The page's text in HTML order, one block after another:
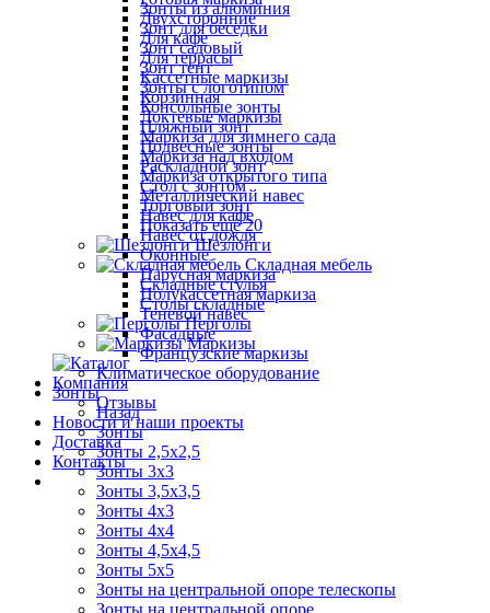
Зонты из алюминия
Зонт для беседки
Зонт садовый
Зонт тент
Зонты с логотипом
Консольные зонты
Пляжный зонт
Подвесные зонты
Раскладной зонт
Стол с зонтом
Торговый зонт
Показать ещё 20
Шезлонги
Складная мебель
Складные стулья
Столы складные
Перголы
Маркизы
Компания
Отзывы
Новости и наши проекты
Доставка
Контакты
Двухсторонние
Для кафе
Для террасы
Кассетные маркизы
Корзинная
Локтевые маркизы
Маркиза для зимнего сада
Маркиза над входом
Маркиза открытого типа
Металлический навес
Навес для кафе
Навес от дождя
Оконные
Парусная маркиза
Полукассетная маркиза
Теневой навес
Фасадные
Французские маркизы
Климатическое оборудование
Зонты
Назад
Зонты
Зонты 2,5х2,5
Зонты 3х3
Зонты 3,5х3,5
Зонты 4х3
Зонты 4х4
Зонты 4,5х4,5
Зонты 5х5
Зонты на центральной опоре телескопы
Зонты на центральной опоре